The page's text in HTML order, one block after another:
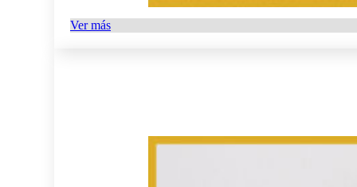
Ver más